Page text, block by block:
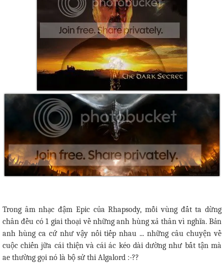
Trong âm nhạc đậm Epic của Rhapsody, mỗi vùng đất ta dừng
chân đều có 1 giai thoại về những anh hùng xả thân vì nghĩa. Bản
anh hùng ca cứ như vậy nối tiếp nhau ... những câu chuyện về
cuộc chiến jữa cái thiện và cái ác kéo dài dường như bất tận mà
ae thường gọi nó là bộ sử thi Algalord :-??